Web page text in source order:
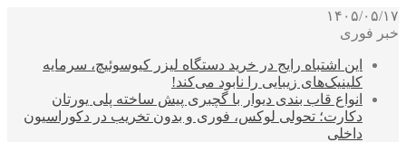
۱۴۰۵/۰۵/۱۷
خبر فوری
این اشتباه رایج در خرید دستگاه لیزر کیوسوئیچ، سرمایه
کلینیک‌های زیبایی را نابود می‌کند!
انواع قاب بندی دیوار با گچبری پیش ساخته پلی یورتان
دکارت؛ تحولی لوکس، فوری و بدون تخریب در دکوراسیون
داخلی